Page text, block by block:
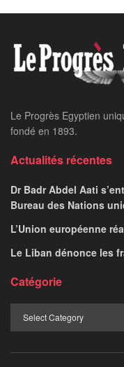
Le
par MARWA MOURAD